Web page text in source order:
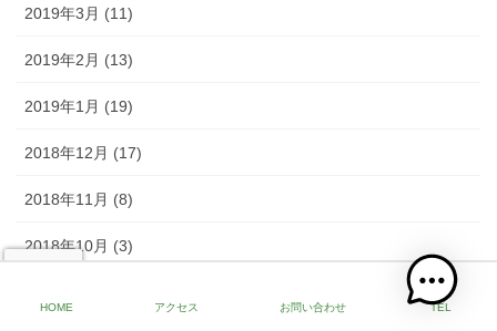
2019年3月 (11)
2019年2月 (13)
2019年1月 (19)
2018年12月 (17)
2018年11月 (8)
2018年10月 (3)
HOME アクセス お問い合わせ TEL